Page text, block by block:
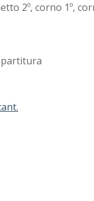
2º, corno 1º,
partitura